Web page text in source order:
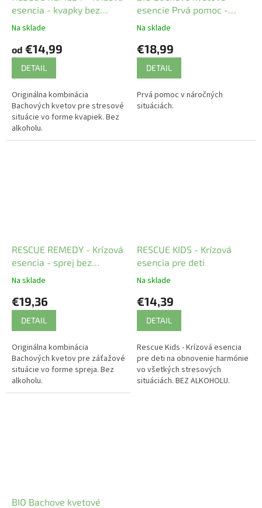
esencia - kvapky bez
alkoholu
Na sklade
od €14,99
DETAIL
Originálna kombinácia
Bachových kvetov pre stresové
situácie vo forme kvapiek. Bez
alkoholu.
esencie Prvá pomoc -
URGENCY
Na sklade
€18,99
DETAIL
Prvá pomoc v náročných
situáciách.
RESCUE REMEDY - Krízová
esencia - sprej bez
alkoholu
Na sklade
€19,36
DETAIL
Originálna kombinácia
Bachových kvetov pre záťažové
situácie vo forme spreja. Bez
alkoholu.
RESCUE KIDS - Krízová
esencia pre deti
Na sklade
€14,39
DETAIL
Rescue Kids - Krízová esencia
pre deti na obnovenie harmónie
vo všetkých stresových
situáciách. BEZ ALKOHOLU.
BIO Bachove kvetové